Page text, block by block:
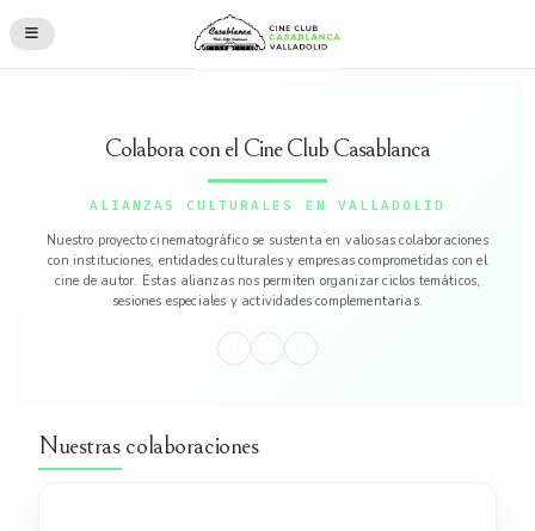
Colabora con el Cine Club Casablanca
ALIANZAS CULTURALES EN VALLADOLID
Nuestro proyecto cinematográfico se sustenta en valiosas colaboraciones
con instituciones, entidades culturales y empresas comprometidas con el
cine de autor. Estas alianzas nos permiten organizar ciclos temáticos,
sesiones especiales y actividades complementarias.
Nuestras colaboraciones